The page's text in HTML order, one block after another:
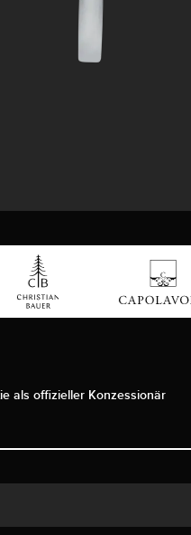
als offizieller Konzessionär